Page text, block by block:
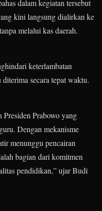
dalam kegiatan tersebut
kini langsung dialirkan ke
melalui kas daerah.
keterlambatan
secara tepat waktu.
Prabowo yang
Dengan mekanisme
menunggu pencairan
bagian dari komitmen
pendidikan,” ujar Budi